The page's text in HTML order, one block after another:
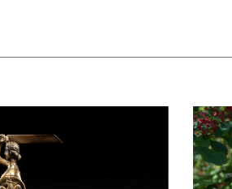
skarbca Biblioteki Narodowej
BN otrzymał Nagrodę m. st. Warszawyczytaj